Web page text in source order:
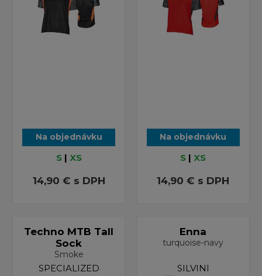
Na objednávku
S| XS
14,90 € s DPH
Na objednávku
S | XS
14,90 € s DPH
Techno MTB Tall
Sock
Smoke
SPECIALIZED
Enna
turquoise-navy
SILVINI